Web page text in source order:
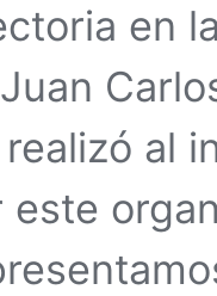
en
al